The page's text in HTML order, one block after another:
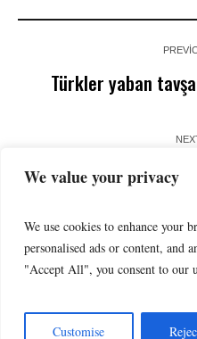
We value your privacy
We use cookies to enhance your
personalised ads or content, and
"Accept All", you consent to our
Customise
Türkler yaban
Madencilik